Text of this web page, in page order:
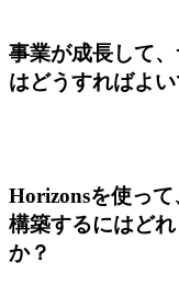
事業が成長して
はどうすればよい
Horizonsを使っ
構築するにはど
か？